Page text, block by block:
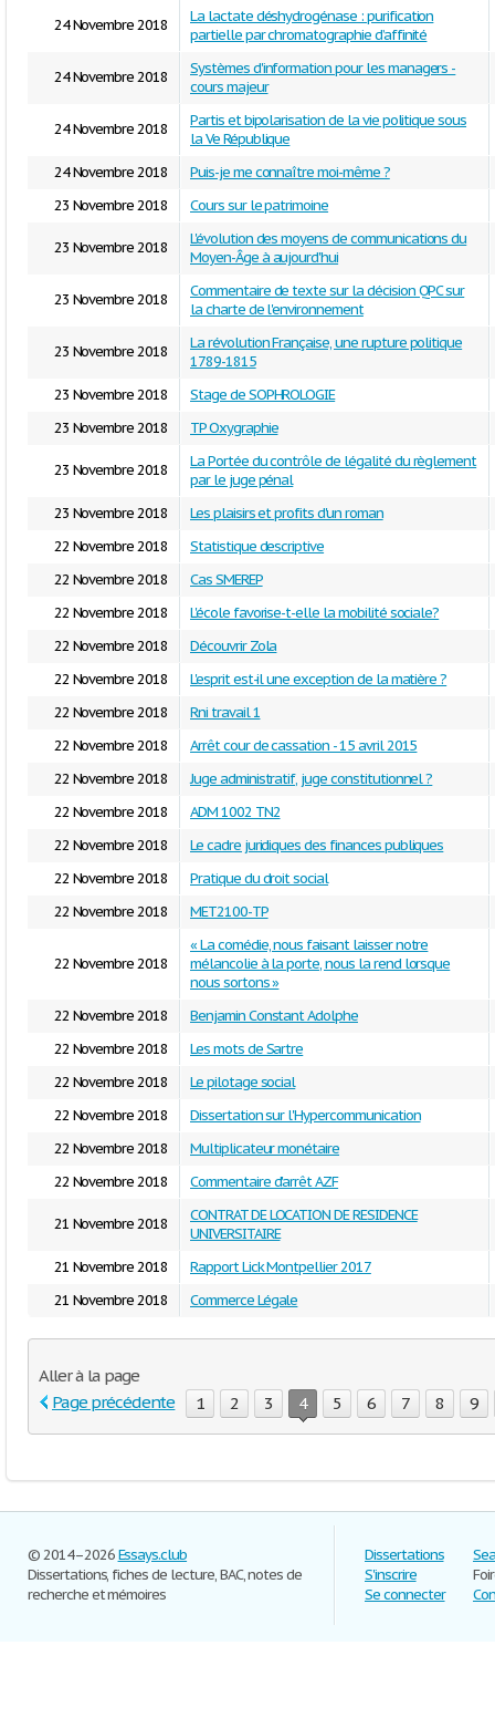
24 Novembre 2018
La lactate déshydrogénase : purification
partielle par chromatographie d’affinité
24 Novembre 2018
Systèmes d'information pour les managers -
cours majeur
24 Novembre 2018
Partis et bipolarisation de la vie politique sous
la Ve République
24 Novembre 2018
Puis-je me connaître moi-même ?
23 Novembre 2018
Cours sur le patrimoine
23 Novembre 2018
L'évolution des moyens de communications du
Moyen-Âge à aujourd'hui
23 Novembre 2018
Commentaire de texte sur la décision QPC sur
la charte de l'environnement
23 Novembre 2018
La révolution Française, une rupture politique
1789-1815
23 Novembre 2018
Stage de SOPHROLOGIE
23 Novembre 2018
TP Oxygraphie
23 Novembre 2018
La Portée du contrôle de légalité du règlement
par le juge pénal
23 Novembre 2018
Les plaisirs et profits d'un roman
22 Novembre 2018
Statistique descriptive
22 Novembre 2018
Cas SMEREP
22 Novembre 2018
L'école favorise-t-elle la mobilité sociale?
22 Novembre 2018
Découvrir Zola
22 Novembre 2018
L'esprit est-il une exception de la matière ?
22 Novembre 2018
Rni travail 1
22 Novembre 2018
Arrêt cour de cassation - 15 avril 2015
22 Novembre 2018
Juge administratif, juge constitutionnel ?
22 Novembre 2018
ADM 1002 TN2
22 Novembre 2018
Le cadre juridiques des finances publiques
22 Novembre 2018
Pratique du droit social
22 Novembre 2018
MET2100-TP
22 Novembre 2018
« La comédie, nous faisant laisser notre
mélancolie à la porte, nous la rend lorsque
nous sortons »
22 Novembre 2018
Benjamin Constant Adolphe
22 Novembre 2018
Les mots de Sartre
22 Novembre 2018
Le pilotage social
22 Novembre 2018
Dissertation sur l'Hypercommunication
22 Novembre 2018
Multiplicateur monétaire
22 Novembre 2018
Commentaire d'arrêt AZF
21 Novembre 2018
CONTRAT DE LOCATION DE RESIDENCE
UNIVERSITAIRE
21 Novembre 2018
Rapport Lick Montpellier 2017
21 Novembre 2018
Commerce Légale
Aller à la page
Page précédente
1 2 3 4 5 6 7 8 9
© 2014–2026Essays.club
Dissertations, fiches de lecture, BAC, notes de
recherche et mémoires
Dissertations
S'inscrire
Se connecter